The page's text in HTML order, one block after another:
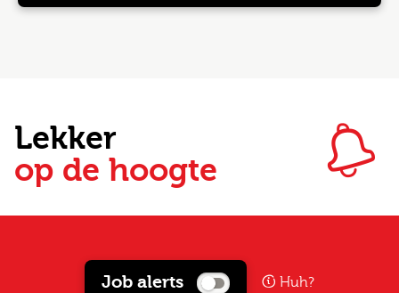
Lekker
op de hoogte
Job alerts Huh?